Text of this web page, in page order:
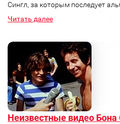
Сингл, за которым последует
Читать далее
Неизвестные видео Бона